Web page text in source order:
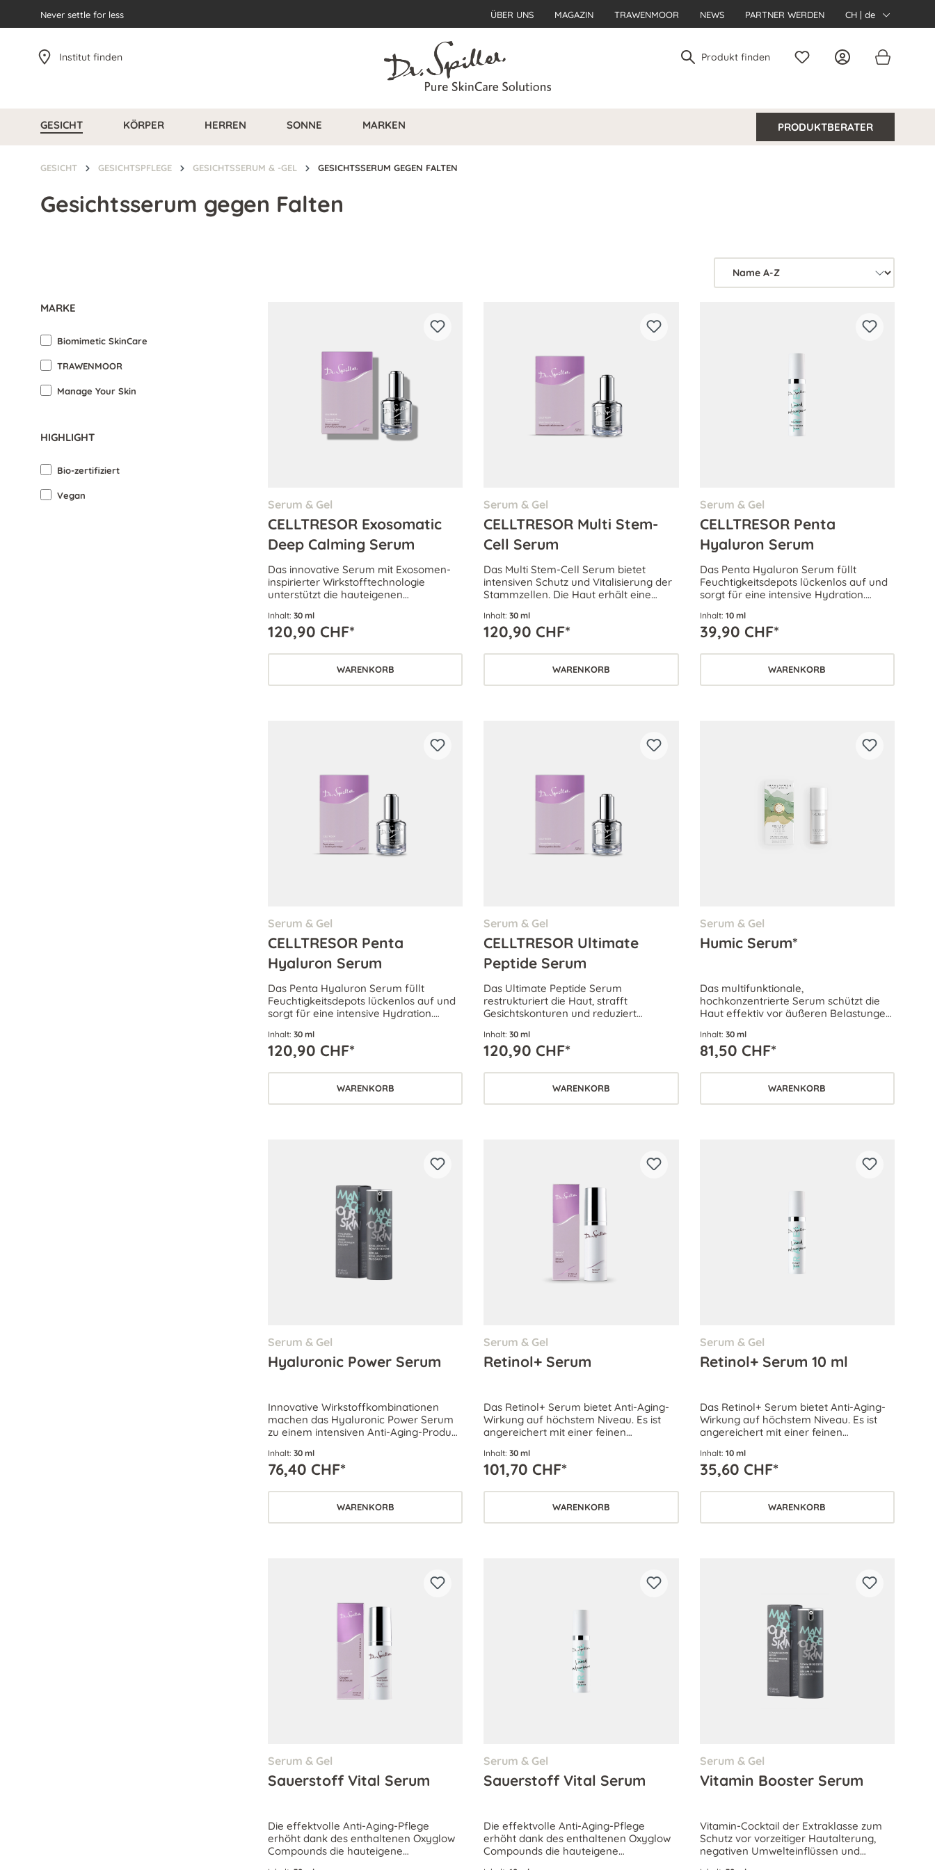
Zur Hauptnavigation springen
Never settle for less ÜBER UNS MAGAZIN TRAWENMOOR NEWS PARTNER WERDEN CH | de
Institut finden
GESICHT KÖRPER HERREN SONNE MARKEN PRODUKTBERATER
GESICHT GESICHTSPFLEGE GESICHTSSERUM & -GEL GESICHTSSERUM GEGEN FALTEN
Gesichtsserum gegen Falten
MARKE
Biomimetic SkinCare
TRAWENMOOR
Manage Your Skin
HIGHLIGHT
Bio-zertifiziert
Vegan
Serum & Gel
CELLTRESOR Exosomatic
Deep Calming Serum
Das innovative Serum mit Exosomen-
inspirierter Wirkstofftechnologie
unterstützt die hauteigenen
Inflammaging effektiv und stärkt die
Hautbalance.
Inhalt: 30 ml
120,90 CHF*
WARENKORB
Serum & Gel
CELLTRESOR Multi Stem-
Cell Serum
Das Multi Stem-Cell Serum bietet
intensiven Schutz und Vitalisierung der
Stammzellen. Die Haut erhält eine
und strahlendes Aussehen.
Inhalt:30 ml
120,90 CHF*
WARENKORB
Serum & Gel
CELLTRESOR Penta
Hyaluron Serum
Das Penta Hyaluron Serum füllt
Feuchtigkeitsdepots lückenlos auf und
sorgt für eine intensive Hydration.
– für ein pralles Hautbild und einen
frischen Teint.
Inhalt: 10 ml
39,90 CHF*
WARENKORB
Serum & Gel
CELLTRESOR Penta
Hyaluron Serum
Das Penta Hyaluron Serum füllt
Feuchtigkeitsdepots lückenlos auf und
sorgt für eine intensive Hydration.
– für ein pralles Hautbild und einen
frischen Teint.
Inhalt: 30 ml
120,90 CHF*
WARENKORB
Serum & Gel
CELLTRESOR Ultimate
Peptide Serum
Das Ultimate Peptide Serum
restrukturiert die Haut, strafft
Gesichtskonturen und reduziert
Die Haut gewinnt neue Elastizität und
jugendlich gefestigte Konturen.
Inhalt:30 ml
120,90 CHF*
WARENKORB
Serum & Gel
Humic Serum*
Das multifunktionale,
hochkonzentrierte Serum schützt die
Haut effektiv vor äußeren Belastungen
tägliche Wirkstoff-Boost – für jeden
Hauttyp.
Inhalt: 30 ml
81,50 CHF*
WARENKORB
Serum & Gel
Hyaluronic Power Serum
Innovative Wirkstoffkombinationen
machen das Hyaluronic Power Serum
zu einem intensiven Anti-Aging-Produkt.
intensiv durchfeuchtet.
Inhalt: 30 ml
76,40 CHF*
WARENKORB
Serum & Gel
Retinol+ Serum
Das Retinol+ Serum bietet Anti-Aging-
Wirkung auf höchstem Niveau. Es ist
angereichert mit einer feinen
welche das Hautbild verfeinern und
den Erholungsprozess fördern.
Inhalt:30 ml
101,70 CHF*
WARENKORB
Serum & Gel
Retinol+ Serum 10 ml
Das Retinol+ Serum bietet Anti-Aging-
Wirkung auf höchstem Niveau. Es ist
angereichert mit einer feinen
welche das Hautbild verfeinern und
den Erholungsprozess fördern.
Inhalt: 10 ml
35,60 CHF*
WARENKORB
Serum & Gel
Sauerstoff Vital Serum
Die effektvolle Anti-Aging-Pflege
erhöht dank des enthaltenen Oxyglow
Compounds die hauteigene
Serum & Gel
Sauerstoff Vital Serum
Die effektvolle Anti-Aging-Pflege
erhöht dank des enthaltenen Oxyglow
Compounds die hauteigene
Serum & Gel
Vitamin Booster Serum
Vitamin-Cocktail der Extraklasse zum
Schutz vor vorzeitiger Hautalterung,
negativen Umwelteinflüssen und